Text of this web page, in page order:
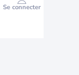
Se connecter